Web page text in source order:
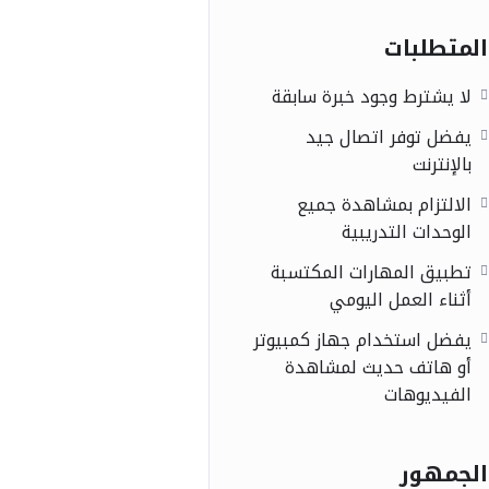
المتطلبات
لا يشترط وجود خبرة سابقة
يفضل توفر اتصال جيد
بالإنترنت
الالتزام بمشاهدة جميع
الوحدات التدريبية
تطبيق المهارات المكتسبة
أثناء العمل اليومي
يفضل استخدام جهاز كمبيوتر
أو هاتف حديث لمشاهدة
الفيديوهات
الجمهور